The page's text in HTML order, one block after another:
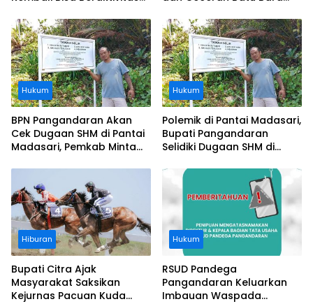
Ditanggung BPJS
Buruknya Koordinasi
Perusahaan
Hukum
BPN Pangandaran Akan
Cek Dugaan SHM di Pantai
Madasari, Pemkab Minta
Hukum
Polemik di Pantai Madasari,
Bupati Pangandaran
Selidiki Dugaan SHM di
Pantai
Hiburan
Bupati Citra Ajak
Masyarakat Saksikan
Kejurnas Pacuan Kuda
Hukum
RSUD Pandega
Pangandaran Keluarkan
Imbauan Waspada